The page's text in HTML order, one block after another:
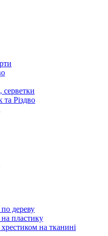
та Різдво
дереву
пластику
на тканині